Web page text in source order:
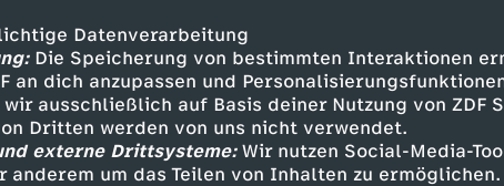
Datenverarbeitung
Die Speicherung von bestimmten Interaktionen
an dich anzupassen und
ausschließlich auf Basis deiner Nutzung von ZDF
Dritten werden von uns nicht verwendet.
externe Drittsysteme:Wir nutzen Social-Media-
anderem um das Teilen von Inhalten zu ermöglichen.